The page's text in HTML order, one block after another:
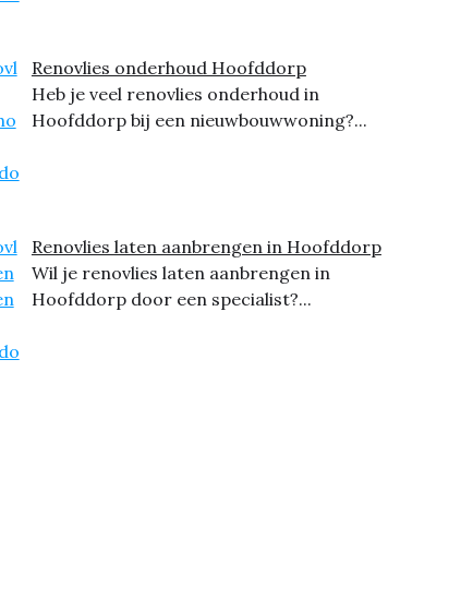
Renovlies onderhoud Hoofddorp
Heb je veel renovlies onderhoud in
Hoofddorp bij een nieuwbouwwoning?...
Renovlies laten aanbrengen in Hoofddorp
Wil je renovlies laten aanbrengen in
Hoofddorp door een specialist?...